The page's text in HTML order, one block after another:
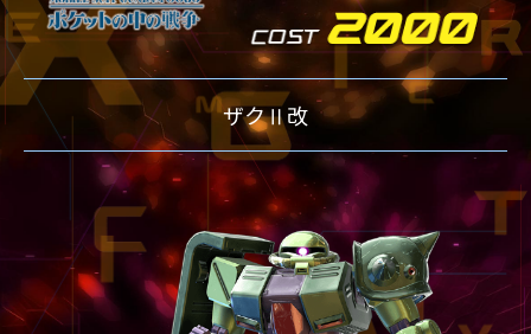
NEWS
ニュース
OVER BOOST
オーバーブースト
XVOOST
クロスブースト
EXVS2
エクストリームバーサス2
MAXI BOOST ON
マキシブーストオン
BEGINNER'S GUIDE
ザクⅡ改